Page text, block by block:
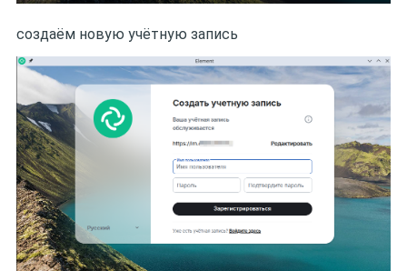
создаём новую учётную запись